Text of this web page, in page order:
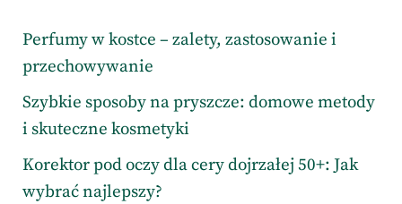
Perfumy w kostce – zalety, zastosowanie i
przechowywanie
Szybkie sposoby na pryszcze: domowe metody
i skuteczne kosmetyki
Korektor pod oczy dla cery dojrzałej 50+: Jak
wybrać najlepszy?